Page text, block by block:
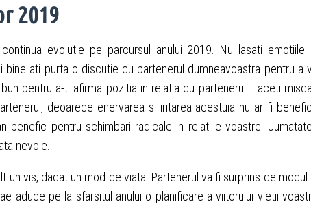
2019
evolutie pe parcursul anului 2019. Nu lasati emotiile
ati purta o discutie cu partenerul dumneavoastra pentru a
pentru a-ti afirma pozitia in relatia cu partenerul. Faceti
deoarece enervarea si iritarea acestuia nu ar fi
benefic pentru schimbari radicale in relatiile voastre.
nevoie.
un vis, dacat un mod de viata. Partenerul va fi surprins de modul
aduce pe la sfarsitul anului o planificare a viitorului vietii